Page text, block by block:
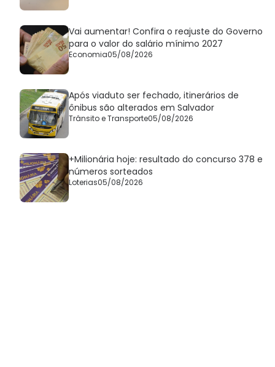
Vai aumentar! Confira o reajuste do Governo
para o valor do salário mínimo 2027
Economia05/08/2026
Após viaduto ser fechado, itinerários de
ônibus são alterados em Salvador
Trânsito e Transporte05/08/2026
+Milionária hoje: resultado do concurso 378 e
números sorteados
Loterias05/08/2026